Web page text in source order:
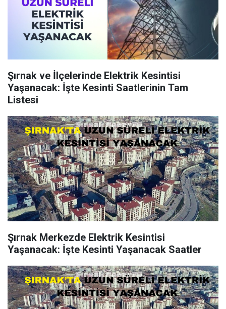
Şırnak ve İlçelerinde Elektrik Kesintisi
Yaşanacak: İşte Kesinti Saatlerinin Tam
Listesi
Şırnak Merkezde Elektrik Kesintisi
Yaşanacak: İşte Kesinti Yaşanacak Saatler